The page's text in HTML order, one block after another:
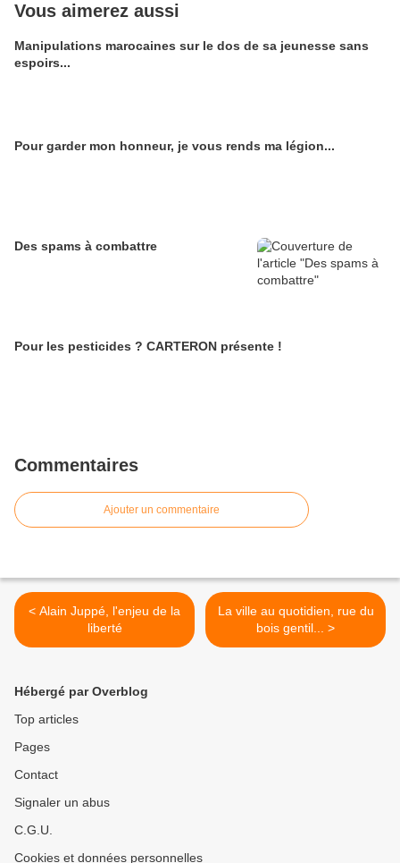
Vous aimerez aussi
Manipulations marocaines sur le dos de sa jeunesse sans
espoirs...
Pour garder mon honneur, je vous rends ma légion...
Des spams à combattre
Pour les pesticides ? CARTERON présente !
Commentaires
Ajouter un commentaire
< Alain Juppé, l'enjeu de la
liberté
La ville au quotidien, rue du
bois gentil... >
Hébergé par Overblog
Top articles
Pages
Contact
Signaler un abus
C.G.U.
Cookies et données personnelles